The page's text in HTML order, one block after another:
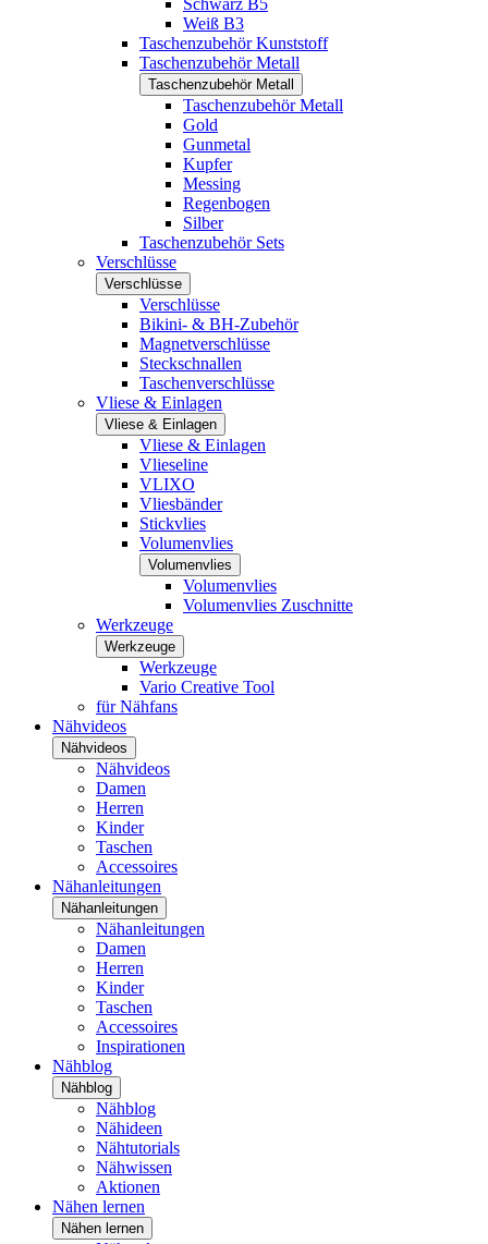
Schwarz B5
Weiß B3
Taschenzubehör Kunststoff
Taschenzubehör Metall
Taschenzubehör Metall
Taschenzubehör Metall
Gold
Gunmetal
Kupfer
Messing
Regenbogen
Silber
Taschenzubehör Sets
Verschlüsse
Verschlüsse
Verschlüsse
Bikini- & BH-Zubehör
Magnetverschlüsse
Steckschnallen
Taschenverschlüsse
Vliese & Einlagen
Vliese & Einlagen
Vliese & Einlagen
Vlieseline
VLIXO
Vliesbänder
Stickvlies
Volumenvlies
Volumenvlies
Volumenvlies
Volumenvlies Zuschnitte
Werkzeuge
Werkzeuge
Werkzeuge
Vario Creative Tool
für Nähfans
Nähvideos
Nähvideos
Nähvideos
Damen
Herren
Kinder
Taschen
Accessoires
Nähanleitungen
Nähanleitungen
Nähanleitungen
Damen
Herren
Kinder
Taschen
Accessoires
Inspirationen
Nähblog
Nähblog
Nähblog
Nähideen
Nähtutorials
Nähwissen
Aktionen
Nähen lernen
Nähen lernen